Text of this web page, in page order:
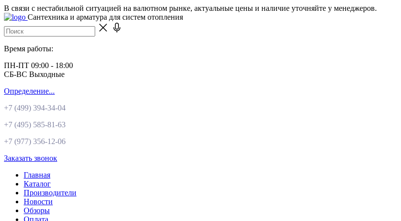
В связи с нестабильной ситуацией на валютном рынке, актуальные цены и наличие уточняйте у менеджеров.
Сантехника и арматура для систем отопления
Время работы:
ПН-ПТ 09:00 - 18:00
СБ-ВС Выходные
Определение...
+7 (499) 394-34-04
+7 (495) 585-81-63
+7 (977) 356-12-06
Заказать звонок
Главная
Каталог
Производители
Новости
Обзоры
Оплата